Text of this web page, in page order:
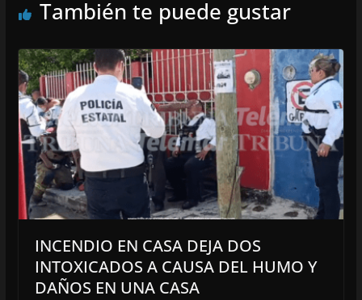
También te puede gustar
INCENDIO EN CASA DEJA DOS
INTOXICADOS A CAUSA DEL HUMO Y
DAÑOS EN UNA CASA